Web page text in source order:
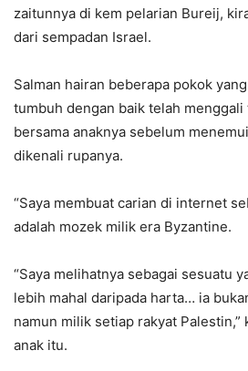
zaitunnya di kem pelarian Bureij,
dari sempadan Israel.
Salman hairan beberapa pokok
tumbuh dengan baik telah menggali
bersama anaknya sebelum
dikenali rupanya.
“Saya membuat carian di internet
adalah mozek milik era Byzantine.
“Saya melihatnya sebagai sesuatu
lebih mahal daripada harta… ia
namun milik setiap rakyat Palestin,”
anak itu.